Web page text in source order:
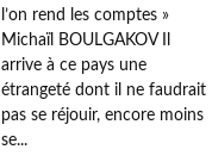
l’on rend les comptes »
Michaïl BOULGAKOV Il
arrive à ce pays une
étrangeté dont il ne faudrait
pas se réjouir, encore moins
se...